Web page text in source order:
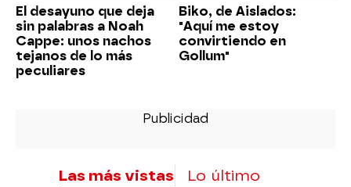
El desayuno que deja
sin palabras a Noah
Cappe: unos nachos
tejanos de lo más
peculiares
Biko, de Aislados:
"Aquí me estoy
convirtiendo en
Gollum"
Las más vistas Lo último